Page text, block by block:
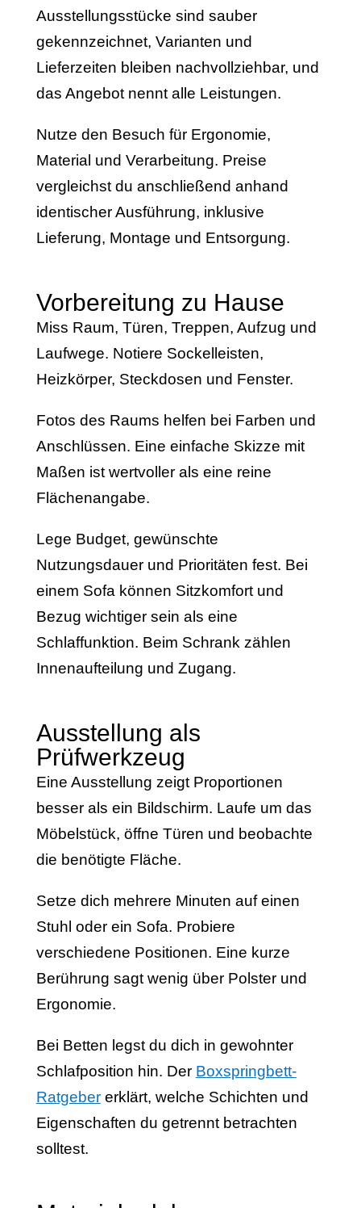
Ausstellungsstücke sind sauber
gekennzeichnet, Varianten und
Lieferzeiten bleiben nachvollziehbar, und
das Angebot nennt alle Leistungen.
Nutze den Besuch für Ergonomie,
Material und Verarbeitung. Preise
vergleichst du anschließend anhand
identischer Ausführung, inklusive
Lieferung, Montage und Entsorgung.
Vorbereitung zu Hause
Miss Raum, Türen, Treppen, Aufzug und
Laufwege. Notiere Sockelleisten,
Heizkörper, Steckdosen und Fenster.
Fotos des Raums helfen bei Farben und
Anschlüssen. Eine einfache Skizze mit
Maßen ist wertvoller als eine reine
Flächenangabe.
Lege Budget, gewünschte
Nutzungsdauer und Prioritäten fest. Bei
einem Sofa können Sitzkomfort und
Bezug wichtiger sein als eine
Schlaffunktion. Beim Schrank zählen
Innenaufteilung und Zugang.
Ausstellung als
Prüfwerkzeug
Eine Ausstellung zeigt Proportionen
besser als ein Bildschirm. Laufe um das
Möbelstück, öffne Türen und beobachte
die benötigte Fläche.
Setze dich mehrere Minuten auf einen
Stuhl oder ein Sofa. Probiere
verschiedene Positionen. Eine kurze
Berührung sagt wenig über Polster und
Ergonomie.
Bei Betten legst du dich in gewohnter
Schlafposition hin. Der Boxspringbett-
Ratgebererklärt, welche Schichten und
Eigenschaften du getrennt betrachten
solltest.